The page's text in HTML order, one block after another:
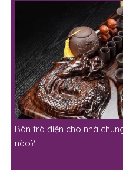
Bàn trà điện cho nhà
nào?